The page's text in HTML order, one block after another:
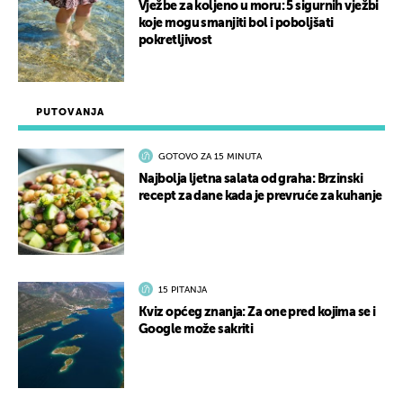
PUTOVANJA
GOTOVO ZA 15 MINUTA
Najbolja ljetna salata od graha: Brzinski
recept za dane kada je prevruće za kuhanje
15 PITANJA
Kviz općeg znanja: Za one pred kojima se i
Google može sakriti
Vježbe za koljeno u moru: 5 sigurnih vježbi
koje mogu smanjiti bol i poboljšati
pokretljivost